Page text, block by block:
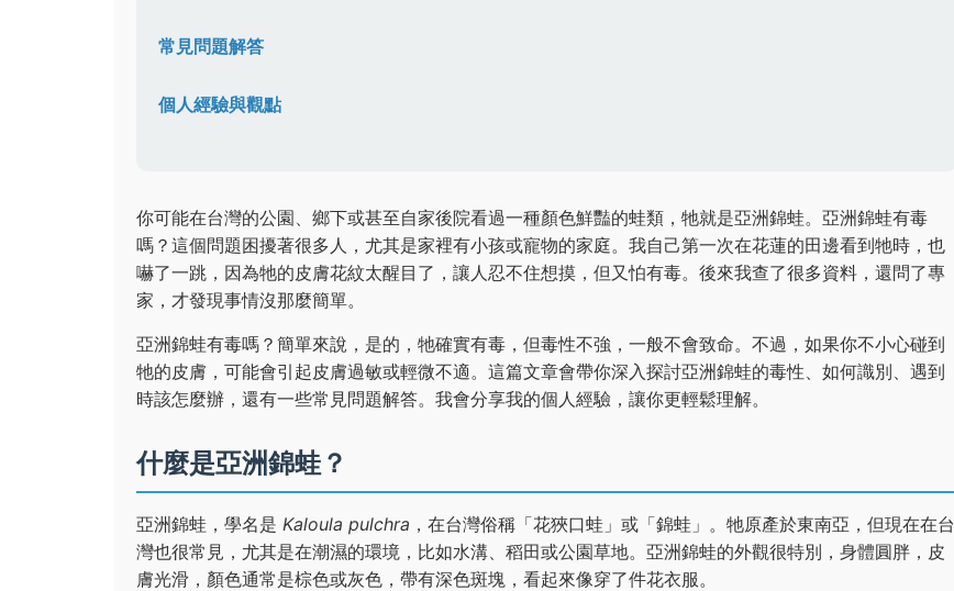
常見問題解答
個人經驗與觀點
你可能在台灣的公園、鄉下或甚至自家後院看過一種顏色鮮豔的蛙類，牠就是亞洲錦蛙。亞洲錦蛙有毒
嗎？這個問題困擾著很多人，尤其是家裡有小孩或寵物的家庭。我自己第一次在花蓮的田邊看到牠時，也
嚇了一跳，因為牠的皮膚花紋太醒目了，讓人忍不住想摸，但又怕有毒。後來我查了很多資料，還問了專
家，才發現事情沒那麼簡單。
亞洲錦蛙有毒嗎？簡單來說，是的，牠確實有毒，但毒性不強，一般不會致命。不過，如果你不小心碰到
牠的皮膚，可能會引起皮膚過敏或輕微不適。這篇文章會帶你深入探討亞洲錦蛙的毒性、如何識別、遇到
時該怎麼辦，還有一些常見問題解答。我會分享我的個人經驗，讓你更輕鬆理解。
什麼是亞洲錦蛙？
亞洲錦蛙，學名是 Kaloula pulchra ，在台灣俗稱「花狹口蛙」或「錦蛙」。牠原產於東南亞，但現在在台
灣也很常見，尤其是在潮濕的環境，比如水溝、稻田或公園草地。亞洲錦蛙的外觀很特別，身體圓胖，皮
膚光滑，顏色通常是棕色或灰色，帶有深色斑塊，看起來像穿了件花衣服。